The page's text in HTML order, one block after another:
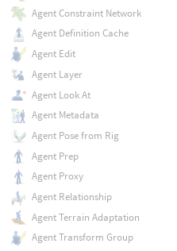
Agent Constraint Network
Agent Definition Cache
Agent Edit
Agent Layer
Agent Look At
Agent Metadata
Agent Pose from Rig
Agent Prep
Agent Proxy
Agent Relationship
Agent Terrain Adaptation
Agent Transform Group